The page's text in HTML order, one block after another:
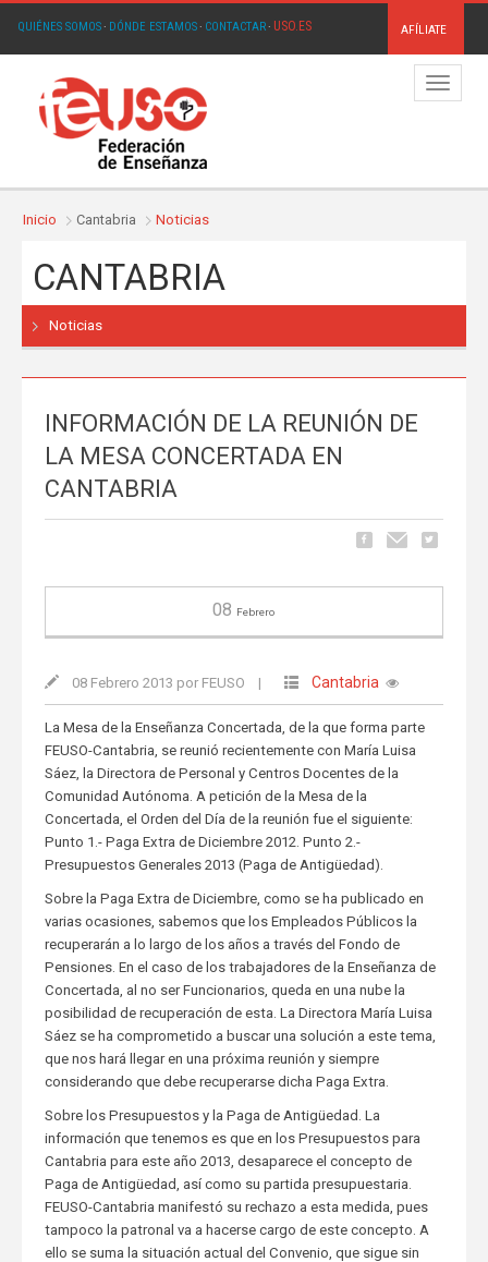
QUIÉNES SOMOS· DÓNDE ESTAMOS· CONTACTAR· USO.ES AFÍLIATE
Menú
Inicio Cantabria Noticias
CANTABRIA
Noticias
INFORMACIÓN DE LA REUNIÓN DE
LA MESA CONCERTADA EN
CANTABRIA
08 Febrero
08 Febrero 2013 por FEUSO | Cantabria
La Mesa de la Enseñanza Concertada, de la que forma parte
FEUSO-Cantabria, se reunió recientemente con María Luisa
Sáez, la Directora de Personal y Centros Docentes de la
Comunidad Autónoma. A petición de la Mesa de la
Concertada, el Orden del Día de la reunión fue el siguiente:
Punto 1.- Paga Extra de Diciembre 2012. Punto 2.-
Presupuestos Generales 2013 (Paga de Antigüedad).
Sobre la Paga Extra de Diciembre, como se ha publicado en
varias ocasiones, sabemos que los Empleados Públicos la
recuperarán a lo largo de los años a través del Fondo de
Pensiones. En el caso de los trabajadores de la Enseñanza de
Concertada, al no ser Funcionarios, queda en una nube la
posibilidad de recuperación de esta. La Directora María Luisa
Sáez se ha comprometido a buscar una solución a este tema,
que nos hará llegar en una próxima reunión y siempre
considerando que debe recuperarse dicha Paga Extra.
Sobre los Presupuestos y la Paga de Antigüedad. La
información que tenemos es que en los Presupuestos para
Cantabria para este año 2013, desaparece el concepto de
Paga de Antigüedad, así como su partida presupuestaria.
FEUSO-Cantabria manifestó su rechazo a esta medida, pues
tampoco la patronal va a hacerse cargo de este concepto. A
ello se suma la situación actual del Convenio, que sigue sin